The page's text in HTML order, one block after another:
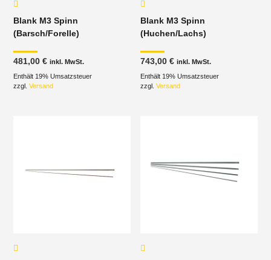
Blank M3 Spinn
(Barsch/Forelle)
481,00€ inkl. MwSt.
Enthält 19% Umsatzsteuer
zzgl.Versand
Blank M3 Spinn
(Huchen/Lachs)
743,00€ inkl. MwSt.
Enthält 19% Umsatzsteuer
zzgl.Versand